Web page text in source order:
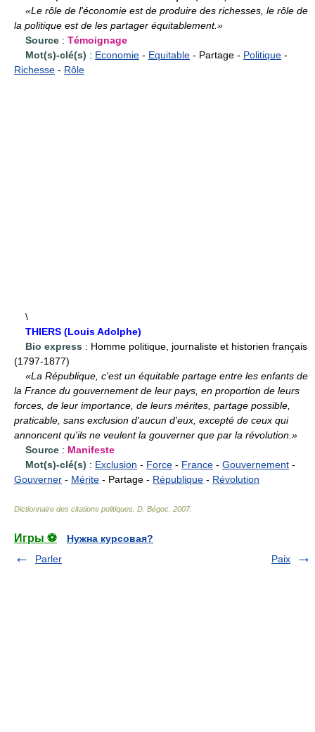
«Le rôle de l'économie est de produire des richesses, le rôle de
la politique est de les partager équitablement.»
Source : Témoignage
Mot(s)-clé(s) : Economie - Equitable - Partage - Politique -
Richesse - Rôle
\
THIERS (Louis Adolphe)
Bio express : Homme politique, journaliste et historien français
(1797-1877)
«La République, c'est un équitable partage entre les enfants de
la France du gouvernement de leur pays, en proportion de leurs
forces, de leur importance, de leurs mérites, partage possible,
praticable, sans exclusion d'aucun d'eux, excepté de ceux qui
annoncent qu'ils ne veulent la gouverner que par la révolution.»
Source : Manifeste
Mot(s)-clé(s) : Exclusion - Force - France - Gouvernement -
Gouverner - Mérite - Partage - République - Révolution
Dictionnaire des citations politiques D. Bégoc 2007.
Игры ⚽
Нужна курсовая?
Parler
Paix